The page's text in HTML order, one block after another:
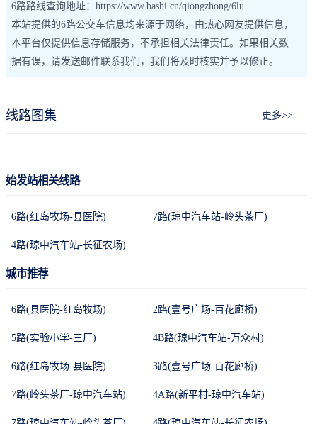
6路路线查询地址：https://www.bashi.cn/qiongzhong/6lu
本站提供的6路公交车信息均来源于网络，由热心网友提供信息，
本平台仅提供信息存储服务，不承担相关法律责任。如果相关数
据有误，请发送邮件联系我们，我们将及时核实并予以修正。
线路图集 更多>>
始发站相关线路
6路(红岛牧场-县医院) 7路(琼中汽车站-岭头茶厂)
4路(琼中汽车站-长征农场)
城市推荐
6路(县医院-红岛牧场) 2路(壹号广场-百花廊桥)
5路(实验小学-三厂) 4B路(琼中汽车站-万众村)
6路(红岛牧场-县医院) 3路(壹号广场-百花廊桥)
7路(岭头茶厂-琼中汽车站) 4A路(新平村-琼中汽车站)